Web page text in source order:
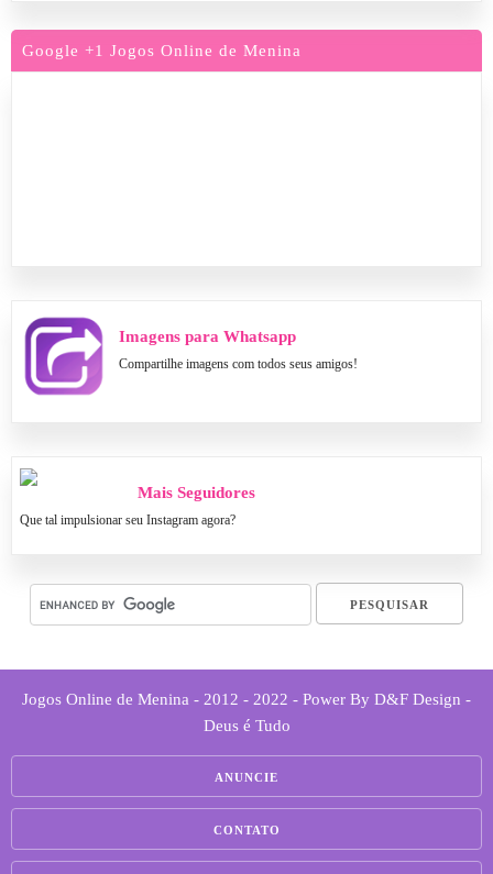
Google +1 Jogos Online de Menina
Imagens para Whatsapp
Compartilhe imagens com todos seus amigos!
Mais Seguidores
Que tal impulsionar seu Instagram agora?
Jogos Online de Menina - 2012 - 2022 - Power By D&F Design -
Deus é Tudo
ANUNCIE
CONTATO